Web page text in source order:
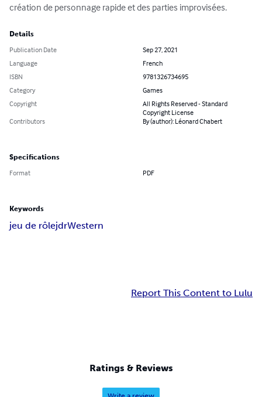
création de personnage rapide et des parties improvisées.
Details
Publication Date
Sep 27, 2021
Language
French
ISBN
9781326734695
Category
Games
Copyright
All Rights Reserved - Standard
Copyright License
Contributors
By (author): Léonard Chabert
Specifications
Format PDF
Keywords
jeu de rôlejdrWestern
Report This Content to Lulu
Ratings & Reviews